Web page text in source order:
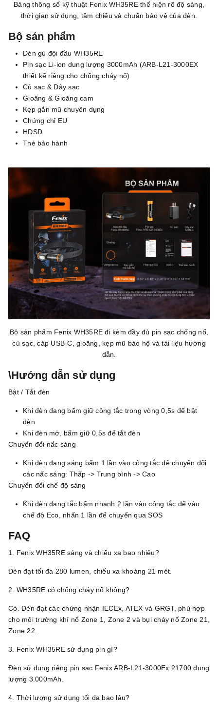
Bảng thông số kỹ thuật Fenix WH35RE thể hiện rõ độ sáng,
thời gian sử dụng, tầm chiếu và chuẩn bảo vệ của đèn.
Bộ sản phẩm
Đèn gù đội đầu WH35RE
Pin sạc Li-ion dung lượng 3000mAh (ARB-L21-3000EX
thiết kế riêng cho chống cháy nổ)
Củ sạc & Dây sạc
Gioăng & Gioăng cam
Kẹp gắn mũ chuyên dụng
Chứng chỉ EU
HDSD
Thẻ bảo hành
Bộ sản phẩm Fenix WH35RE đi kèm đầy đủ pin sạc chống nổ,
củ sạc, cáp USB-C, gioăng, kẹp mũ bảo hộ và tài liệu hướng
dẫn.
\Hướng dẫn sử dụng
Bật / Tắt đèn
Khi đèn đang bấm giữ công tắc trong vòng 0,5s để bật
đèn
Khi đèn mở, bấm giữ 0,5s để tắt đèn
Chuyển đổi nấc sáng
Khi đèn đang sáng bấm 1 lần vào công tắc đê chuyển đổi
các nấc sáng: Thấp -> Trung bình -> Cao
Chuyển đổi chế độ sáng
Khi đèn đang tắc bấm nhanh 2 lần vào công tắc để vào
chế độ Eco, nhấn 1 lần để chuyển qua SOS
FAQ
1. Fenix WH35RE sáng và chiếu xa bao nhiêu?
Đèn đạt tối đa 280 lumen, chiếu xa khoảng 21 mét.
2. WH35RE có chống cháy nổ không?
Có. Đèn đạt các chứng nhận IECEx, ATEX và GRGT, phù hợp
cho môi trường khí nổ Zone 1, Zone 2 và bụi cháy nổ Zone 21,
Zone 22.
3. Fenix WH35RE sử dụng pin gì?
Đèn sử dụng riêng pin sạc Fenix ARB-L21-3000Ex 21700 dung
lượng 3.000mAh.
4. Thời lượng sử dụng tối đa bao lâu?